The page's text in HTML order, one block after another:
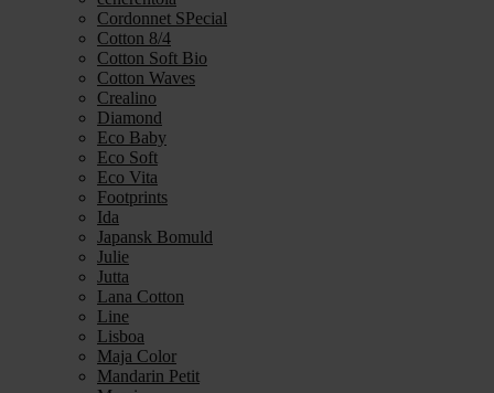
Cordonnet SPecial
Cotton 8/4
Cotton Soft Bio
Cotton Waves
Crealino
Diamond
Eco Baby
Eco Soft
Eco Vita
Footprints
Ida
Japansk Bomuld
Julie
Jutta
Lana Cotton
Line
Lisboa
Maja Color
Mandarin Petit